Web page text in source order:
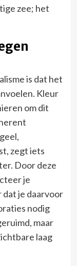
zee; het
is dat het
Kleur
om dit
zegt iets
Door deze
je
je daarvoor
nodig
maar
laag